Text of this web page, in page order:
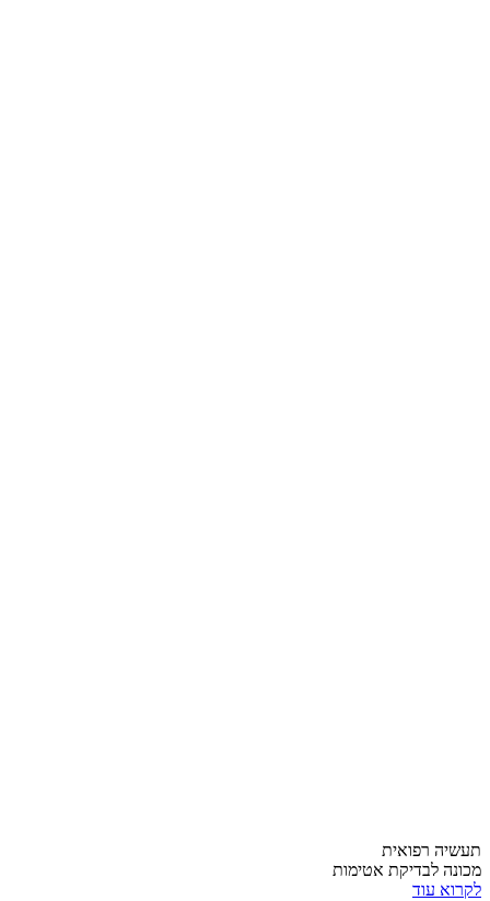
תעשיה רפואית
מכונה לבדיקת אטימות
לקרוא עוד